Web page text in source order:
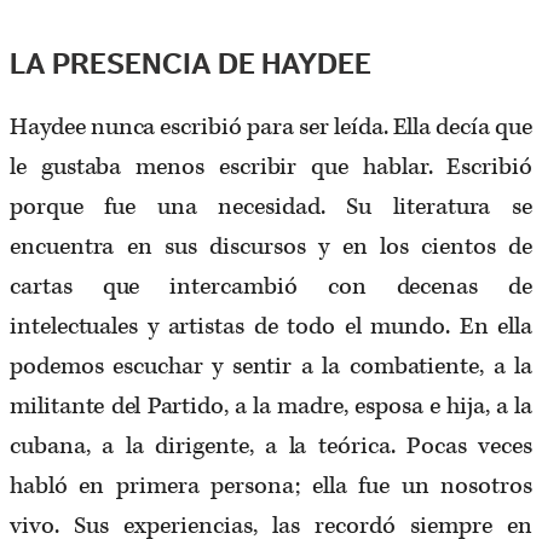
LA PRESENCIA DE HAYDEE
Haydee nunca escribió para ser leída. Ella decía que
le gustaba menos escribir que hablar. Escribió
porque fue una necesidad. Su literatura se
encuentra en sus discursos y en los cientos de
cartas que intercambió con decenas de
intelectuales y artistas de todo el mundo. En ella
podemos escuchar y sentir a la combatiente, a la
militante del Partido, a la madre, esposa e hija, a la
cubana, a la dirigente, a la teórica. Pocas veces
habló en primera persona; ella fue un nosotros
vivo. Sus experiencias, las recordó siempre en